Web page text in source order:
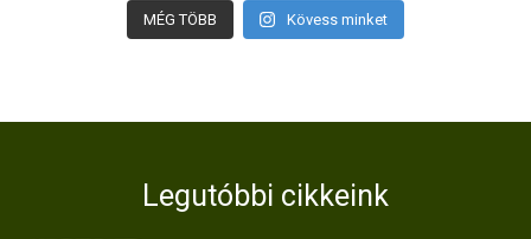
MÉG TÖBB Kövess minket
Legutóbbi cikkeink